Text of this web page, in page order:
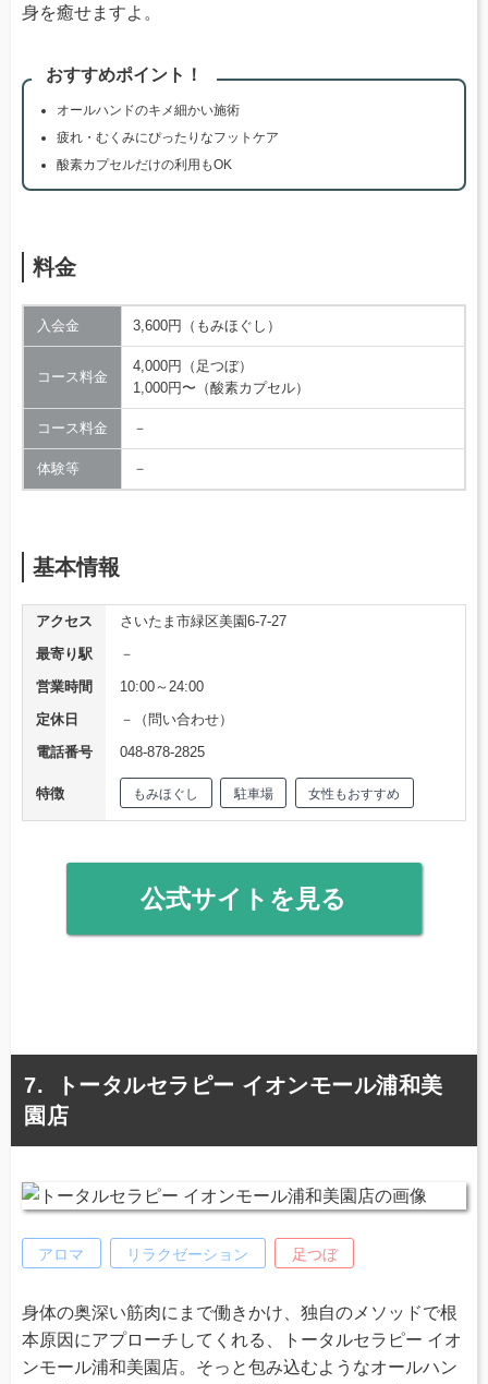
身を癒せますよ。
おすすめポイント！
オールハンドのキメ細かい施術
疲れ・むくみにぴったりなフットケア
酸素カプセルだけの利用もOK
料金
入会金 3,600円（もみほぐし）
コース料金
4,000円（足つぼ）
1,000円〜（酸素カプセル）
コース料金 －
体験等 －
基本情報
アクセス
さいたま市緑区美園6-7-27
最寄り駅
－
営業時間
10:00～24:00
定休日
－（問い合わせ）
電話番号
048-878-2825
特徴 もみほぐし 駐車場 女性もおすすめ
公式サイトを見る
トータルセラピー イオンモール浦和美
園店
アロマ リラクゼーション 足つぼ
身体の奥深い筋肉にまで働きかけ、独自のメソッドで根
本原因にアプローチしてくれる、トータルセラピー イオ
ンモール浦和美園店。そっと包み込むようなオールハン